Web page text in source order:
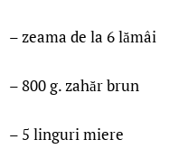
– zeama de la 6 lămâi
– 800 g. zahăr brun
– 5 linguri miere